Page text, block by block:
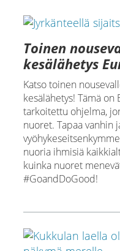
Toinen
kesälähetys
Katso toinen
kesälähetys! Tämä
tarkoitettu ohjelma,
nuoret. Tapaa vanhin
nuoria ihmisiä
kuinka nuoret
#GoandDoGood!